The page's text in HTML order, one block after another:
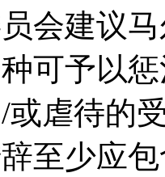
会建议
可予以
或虐待的
至少应